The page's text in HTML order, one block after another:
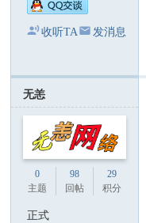
收听TA 发消息
无恙
0
主题
98
回帖
29
积分
正式